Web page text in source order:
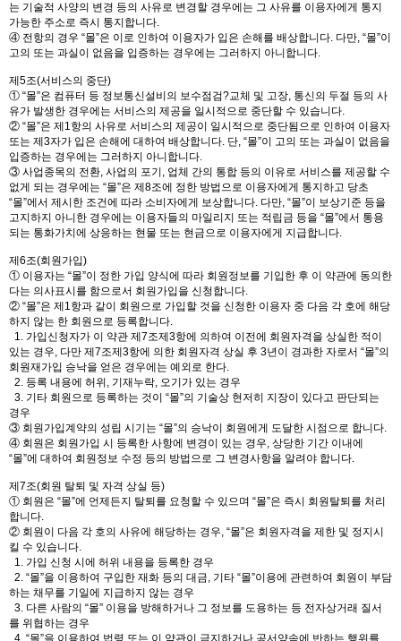
는 기술적 사양의 변경 등의 사유로 변경할 경우에는 그 사유를 이용자에게 통지
가능한 주소로 즉시 통지합니다.
④ 전항의 경우 “몰”은 이로 인하여 이용자가 입은 손해를 배상합니다. 다만, “몰”이
고의 또는 과실이 없음을 입증하는 경우에는 그러하지 아니합니다.
제5조(서비스의 중단)
① “몰”은 컴퓨터 등 정보통신설비의 보수점검?교체 및 고장, 통신의 두절 등의 사
유가 발생한 경우에는 서비스의 제공을 일시적으로 중단할 수 있습니다.
② “몰”은 제1항의 사유로 서비스의 제공이 일시적으로 중단됨으로 인하여 이용자
또는 제3자가 입은 손해에 대하여 배상합니다. 단, “몰”이 고의 또는 과실이 없음을
입증하는 경우에는 그러하지 아니합니다.
③ 사업종목의 전환, 사업의 포기, 업체 간의 통합 등의 이유로 서비스를 제공할 수
없게 되는 경우에는 “몰”은 제8조에 정한 방법으로 이용자에게 통지하고 당초
“몰”에서 제시한 조건에 따라 소비자에게 보상합니다. 다만, “몰”이 보상기준 등을
고지하지 아니한 경우에는 이용자들의 마일리지 또는 적립금 등을 “몰”에서 통용
되는 통화가치에 상응하는 현물 또는 현금으로 이용자에게 지급합니다.
제6조(회원가입)
① 이용자는 “몰”이 정한 가입 양식에 따라 회원정보를 기입한 후 이 약관에 동의한
다는 의사표시를 함으로서 회원가입을 신청합니다.
② “몰”은 제1항과 같이 회원으로 가입할 것을 신청한 이용자 중 다음 각 호에 해당
하지 않는 한 회원으로 등록합니다.
1. 가입신청자가 이 약관 제7조제3항에 의하여 이전에 회원자격을 상실한 적이
있는 경우, 다만 제7조제3항에 의한 회원자격 상실 후 3년이 경과한 자로서 “몰”의
회원재가입 승낙을 얻은 경우에는 예외로 한다.
2. 등록 내용에 허위, 기재누락, 오기가 있는 경우
3. 기타 회원으로 등록하는 것이 “몰”의 기술상 현저히 지장이 있다고 판단되는
경우
③ 회원가입계약의 성립 시기는 “몰”의 승낙이 회원에게 도달한 시점으로 합니다.
④ 회원은 회원가입 시 등록한 사항에 변경이 있는 경우, 상당한 기간 이내에
“몰”에 대하여 회원정보 수정 등의 방법으로 그 변경사항을 알려야 합니다.
제7조(회원 탈퇴 및 자격 상실 등)
① 회원은 “몰”에 언제든지 탈퇴를 요청할 수 있으며 “몰”은 즉시 회원탈퇴를 처리
합니다.
② 회원이 다음 각 호의 사유에 해당하는 경우, “몰”은 회원자격을 제한 및 정지시
킬 수 있습니다.
1. 가입 신청 시에 허위 내용을 등록한 경우
2. “몰”을 이용하여 구입한 재화 등의 대금, 기타 “몰”이용에 관련하여 회원이 부담
하는 채무를 기일에 지급하지 않는 경우
3. 다른 사람의 “몰” 이용을 방해하거나 그 정보를 도용하는 등 전자상거래 질서
를 위협하는 경우
4. “몰”을 이용하여 법령 또는 이 약관이 금지하거나 공서양속에 반하는 행위를